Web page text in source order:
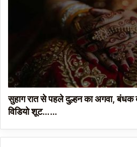
सुहाग रात से पहले दुल्हन का अगवा,
विडियो शूट……